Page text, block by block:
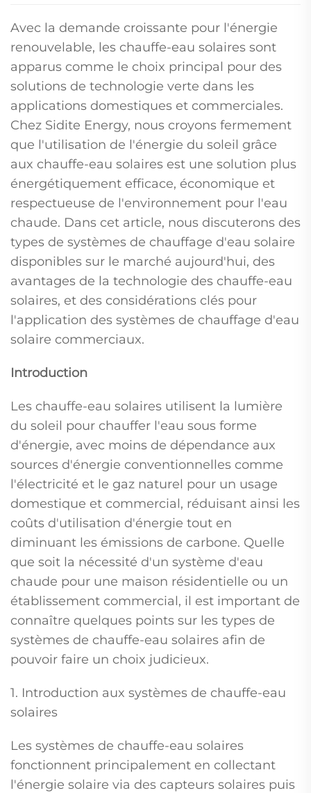
Avec la demande croissante pour l'énergie
renouvelable, les chauffe-eau solaires sont
apparus comme le choix principal pour des
solutions de technologie verte dans les
applications domestiques et commerciales.
Chez Sidite Energy, nous croyons fermement
que l'utilisation de l'énergie du soleil grâce
aux chauffe-eau solaires est une solution plus
énergétiquement efficace, économique et
respectueuse de l'environnement pour l'eau
chaude. Dans cet article, nous discuterons des
types de systèmes de chauffage d'eau solaire
disponibles sur le marché aujourd'hui, des
avantages de la technologie des chauffe-eau
solaires, et des considérations clés pour
l'application des systèmes de chauffage d'eau
solaire commerciaux.
Introduction
Les chauffe-eau solaires utilisent la lumière
du soleil pour chauffer l'eau sous forme
d'énergie, avec moins de dépendance aux
sources d'énergie conventionnelles comme
l'électricité et le gaz naturel pour un usage
domestique et commercial, réduisant ainsi les
coûts d'utilisation d'énergie tout en
diminuant les émissions de carbone. Quelle
que soit la nécessité d'un système d'eau
chaude pour une maison résidentielle ou un
établissement commercial, il est important de
connaître quelques points sur les types de
systèmes de chauffe-eau solaires afin de
pouvoir faire un choix judicieux.
1. Introduction aux systèmes de chauffe-eau
solaires
Les systèmes de chauffe-eau solaires
fonctionnent principalement en collectant
l'énergie solaire via des capteurs solaires puis